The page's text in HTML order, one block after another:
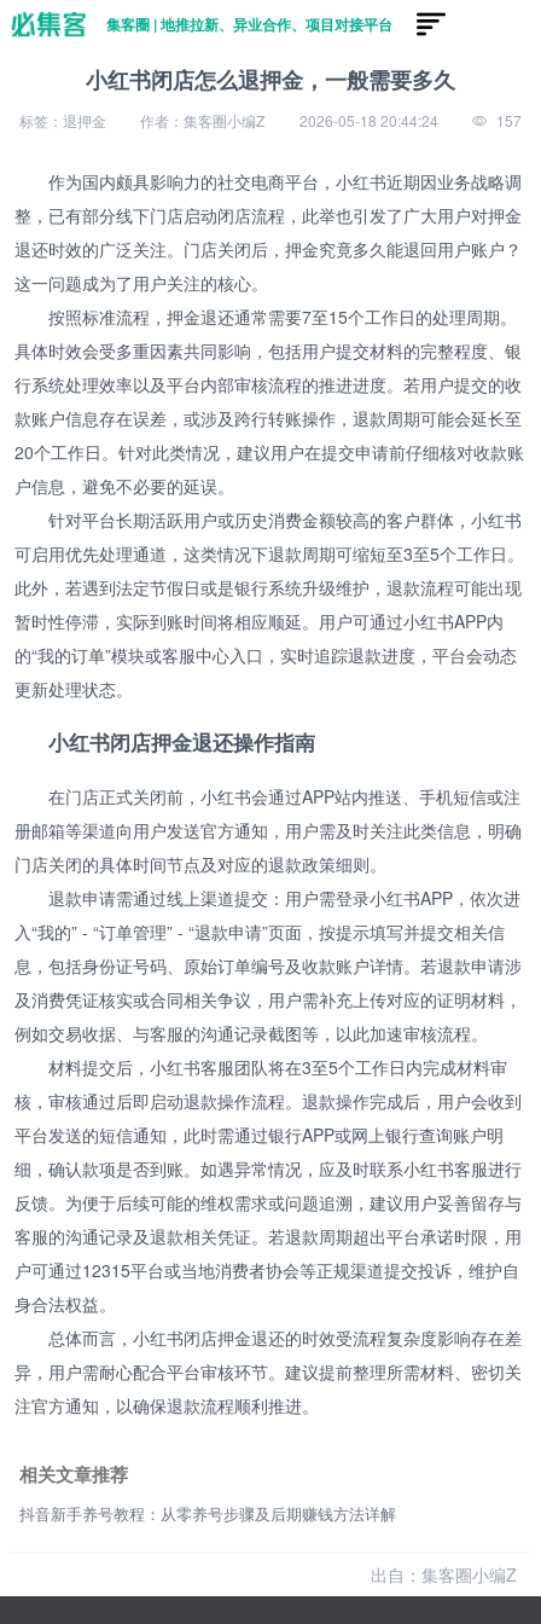
集客圈 | 地推拉新、异业合作、项目对接平台
小红书闭店怎么退押金，一般需要多久
标签：退押金 作者：集客圈小编Z 2026-05-18 20:44:24 157
作为国内颇具影响力的社交电商平台，小红书近期因业务战略调
整，已有部分线下门店启动闭店流程，此举也引发了广大用户对押金
退还时效的广泛关注。门店关闭后，押金究竟多久能退回用户账户？
这一问题成为了用户关注的核心。
按照标准流程，押金退还通常需要7至15个工作日的处理周期。
具体时效会受多重因素共同影响，包括用户提交材料的完整程度、银
行系统处理效率以及平台内部审核流程的推进进度。若用户提交的收
款账户信息存在误差，或涉及跨行转账操作，退款周期可能会延长至
20个工作日。针对此类情况，建议用户在提交申请前仔细核对收款账
户信息，避免不必要的延误。
针对平台长期活跃用户或历史消费金额较高的客户群体，小红书
可启用优先处理通道，这类情况下退款周期可缩短至3至5个工作日。
此外，若遇到法定节假日或是银行系统升级维护，退款流程可能出现
暂时性停滞，实际到账时间将相应顺延。用户可通过小红书APP内
的“我的订单”模块或客服中心入口，实时追踪退款进度，平台会动态
更新处理状态。
小红书闭店押金退还操作指南
在门店正式关闭前，小红书会通过APP站内推送、手机短信或注
册邮箱等渠道向用户发送官方通知，用户需及时关注此类信息，明确
门店关闭的具体时间节点及对应的退款政策细则。
退款申请需通过线上渠道提交：用户需登录小红书APP，依次进
入“我的” - “订单管理” - “退款申请”页面，按提示填写并提交相关信
息，包括身份证号码、原始订单编号及收款账户详情。若退款申请涉
及消费凭证核实或合同相关争议，用户需补充上传对应的证明材料，
例如交易收据、与客服的沟通记录截图等，以此加速审核流程。
材料提交后，小红书客服团队将在3至5个工作日内完成材料审
核，审核通过后即启动退款操作流程。退款操作完成后，用户会收到
平台发送的短信通知，此时需通过银行APP或网上银行查询账户明
细，确认款项是否到账。如遇异常情况，应及时联系小红书客服进行
反馈。为便于后续可能的维权需求或问题追溯，建议用户妥善留存与
客服的沟通记录及退款相关凭证。若退款周期超出平台承诺时限，用
户可通过12315平台或当地消费者协会等正规渠道提交投诉，维护自
身合法权益。
总体而言，小红书闭店押金退还的时效受流程复杂度影响存在差
异，用户需耐心配合平台审核环节。建议提前整理所需材料、密切关
注官方通知，以确保退款流程顺利推进。
相关文章推荐
抖音新手养号教程：从零养号步骤及后期赚钱方法详解
出自：集客圈小编Z